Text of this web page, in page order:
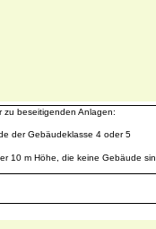
beseitigenden Anlagen:
der Gebäudeklasse 4 oder 5
10 m Höhe, die keine Gebäude